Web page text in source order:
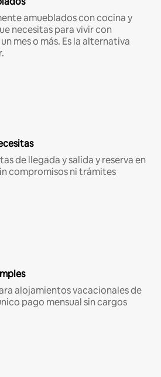
amueblados con cocina y
necesitas para vivir con
mes o más. Es la alternativa
de llegada y salida y reserva en
compromisos ni trámites
alojamientos vacacionales de
pago mensual sin cargos